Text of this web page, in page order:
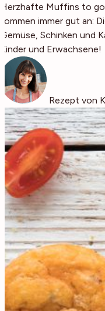
Herzhafte Muffins to
kommen immer gut an:
Gemüse, Schinken und
Kinder und Erwachsene!
Rezept von